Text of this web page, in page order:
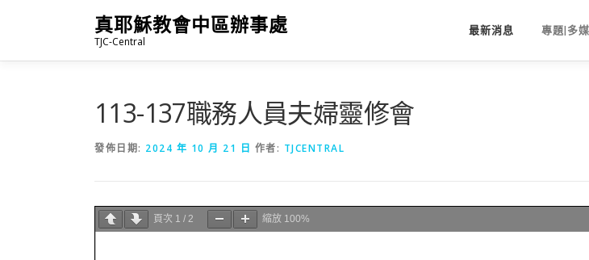
要
真耶穌教會中區辦事處
TJC-Central
最新消息 專題|多
113-137職務人員夫婦靈修會
發佈日期: 2024 年 10 月 21 日 作者: TJCENTRAL
頁次 1 / 2 縮放 100%